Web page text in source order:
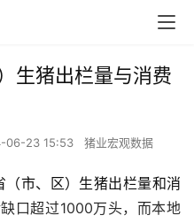
生猪出栏量与消费
06-23 15:53 猪业宏观数据
市、区）生猪出栏量和消
口超过1000万头，而本地